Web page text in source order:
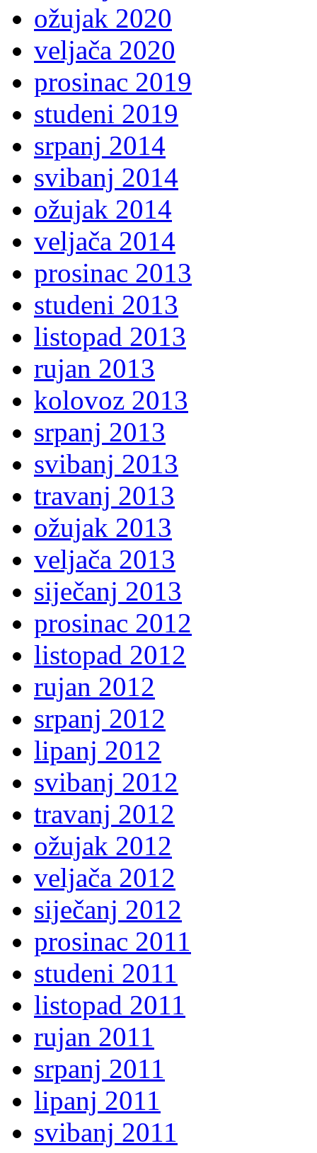
ožujak 2020
veljača 2020
prosinac 2019
studeni 2019
srpanj 2014
svibanj 2014
ožujak 2014
veljača 2014
prosinac 2013
studeni 2013
listopad 2013
rujan 2013
kolovoz 2013
srpanj 2013
svibanj 2013
travanj 2013
ožujak 2013
veljača 2013
siječanj 2013
prosinac 2012
listopad 2012
rujan 2012
srpanj 2012
lipanj 2012
svibanj 2012
travanj 2012
ožujak 2012
veljača 2012
siječanj 2012
prosinac 2011
studeni 2011
listopad 2011
rujan 2011
srpanj 2011
lipanj 2011
svibanj 2011